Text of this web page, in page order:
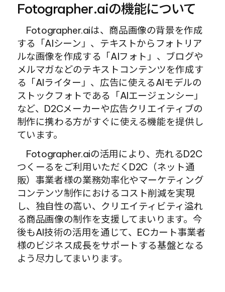
Fotographer.aiの機能について
Fotographer.aiは、商品画像の背景を作成
する「AIシーン」、テキストからフォトリア
ルな画像を作成する「AIフォト」、ブログや
メルマガなどのテキストコンテンツを作成す
る「AIライター」、広告に使えるAIモデルの
ストックフォトである「AIエージェンシー」
など、D2Cメーカーや広告クリエイティブの
制作に携わる方がすぐに使える機能を提供し
ています。
Fotographer.aiの活用により、売れるD2C
つくーるをご利用いただくD2C（ネット通
販）事業者様の業務効率化やマーケティング
コンテンツ制作におけるコスト削減を実現
し、独自性の高い、クリエイティビティ溢れ
る商品画像の制作を支援してまいります。今
後もAI技術の活用を通じて、ECカート事業者
様のビジネス成長をサポートする基盤となる
よう尽力してまいります。